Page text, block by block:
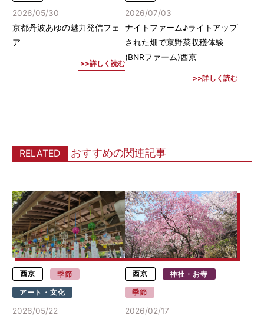
2026/05/30
京都丹波あゆの魅力発信フェ
ア
詳しく読む
2026/07/03
ナイトファーム♪ライトアップ
された畑で京野菜収穫体験
(BNRファーム)西京
詳しく読む
RELATED おすすめの関連記事
西京 季節
アート・文化
2026/05/22
西京 神社・お寺
季節
2026/02/17